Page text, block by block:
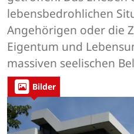
lebensbedrohlichen
Angehörigen oder die
Eigentum und
massiven seelischen
Bilder